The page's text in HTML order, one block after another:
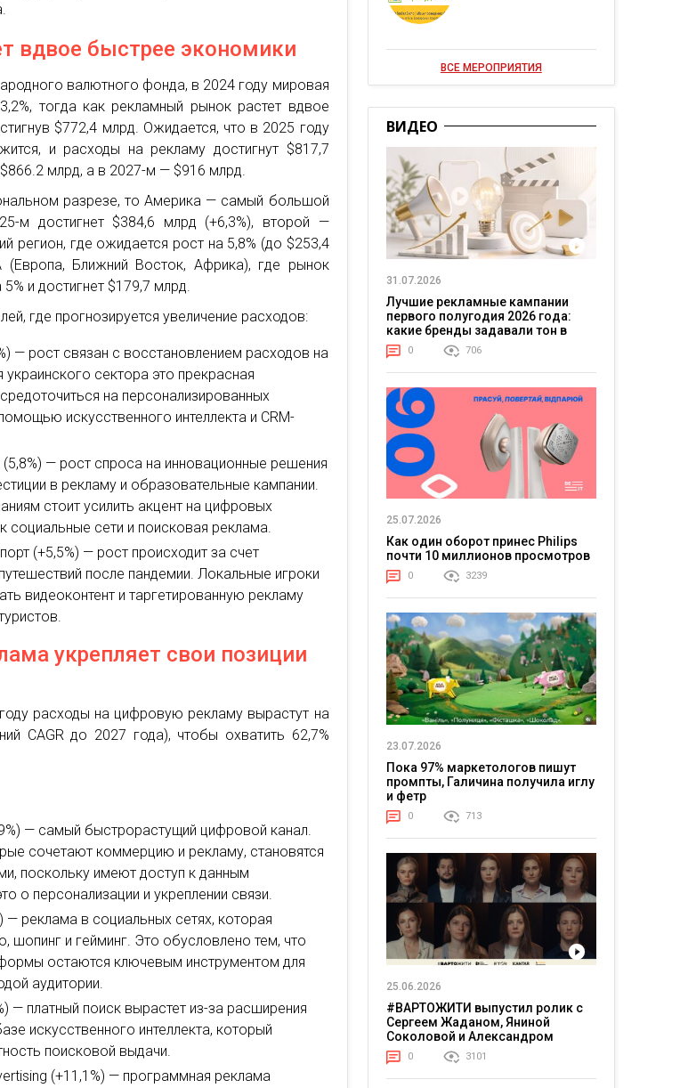
вдвое быстрее экономики
валютного фонда, в 2024 году мировая
тогда как рекламный рынок растет вдвое
$772,4 млрд. Ожидается, что в 2025 году
и расходы на рекламу достигнут $817,7
млрд, а в 2027-м — $916 млрд.
разрезе, то Америка — самый большой
м достигнет $384,6 млрд (+6,3%), второй —
регион, где ожидается рост на 5,8% (до $253,4
(Европа, Ближний Восток, Африка), где рынок
и достигнет $179,7 млрд.
где прогнозируется увеличение расходов:
— рост связан с восстановлением расходов на
украинского сектора это прекрасная
на персонализированных
искусственного интеллекта и CRM-
— рост спроса на инновационные решения
в рекламу и образовательные кампании.
стоит усилить акцент на цифровых
социальные сети и поисковая реклама.
(+5,5%) — рост происходит за счет
после пандемии. Локальные игроки
видеоконтент и таргетированную рекламу
укрепляет свои позиции
расходы на цифровую рекламу вырастут на
CAGR до 2027 года), чтобы охватить 62,7%
— самый быстрорастущий цифровой канал.
сочетают коммерцию и рекламу, становятся
поскольку имеют доступ к данным
о персонализации и укреплении связи.
— реклама в социальных сетях, которая
шопинг и гейминг. Это обусловлено тем, что
остаются ключевым инструментом для
аудитории.
— платный поиск вырастет из-за расширения
искусственного интеллекта, который
поисковой выдачи.
(+11,1%) — программная реклама
ВСЕ МЕРОПРИЯТИЯ
ВИДЕО
31.07.2026
Лучшие рекламные кампании
первого полугодия 2026 года:
какие бренды задавали тон в
отрасли
0 706
25.07.2026
Как один оборот принес Philips
почти 10 миллионов просмотров
0 3239
23.07.2026
Пока 97% маркетологов пишут
промпты, Галичина получила иглу
и фетр
0 713
25.06.2026
#ВАРТОЖИТИ выпустил ролик с
Сергеем Жаданом, Яниной
Соколовой и Александром
Тереном о жизни в постоянном
напряжении
0 3101